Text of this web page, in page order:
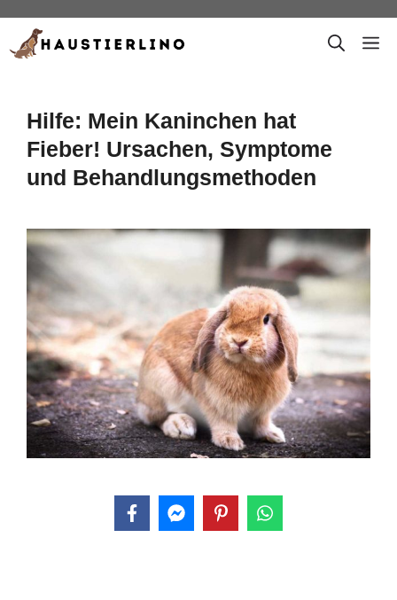
Zum
Inhalt
springen
Hilfe: Mein Kaninchen hat
Fieber! Ursachen, Symptome
und Behandlungsmethoden